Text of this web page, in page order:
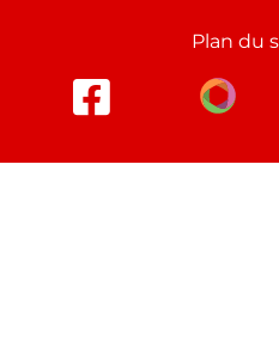
Plan du